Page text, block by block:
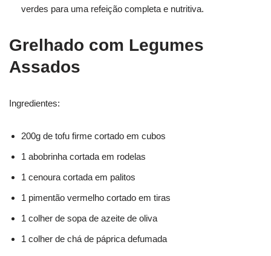
verdes para uma refeição completa e nutritiva.
Grelhado com Legumes
Assados
Ingredientes:
200g de tofu firme cortado em cubos
1 abobrinha cortada em rodelas
1 cenoura cortada em palitos
1 pimentão vermelho cortado em tiras
1 colher de sopa de azeite de oliva
1 colher de chá de páprica defumada